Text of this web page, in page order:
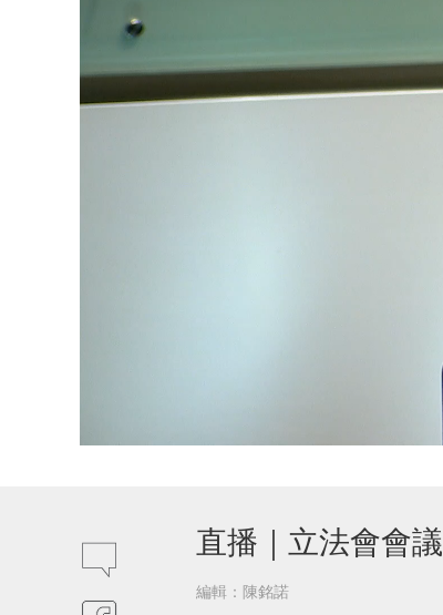
直播｜立法會會議
編輯：陳銘諾